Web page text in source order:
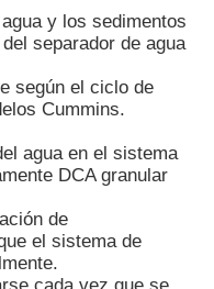
y los sedimentos
separador de agua
según el ciclo de
Cummins.
agua en el sistema
DCA granular
de
el sistema de
cada vez que se